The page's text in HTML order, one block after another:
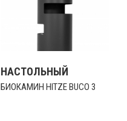
НАСТОЛЬНЫЙ
БИОКАМИН HITZE BUCO 3